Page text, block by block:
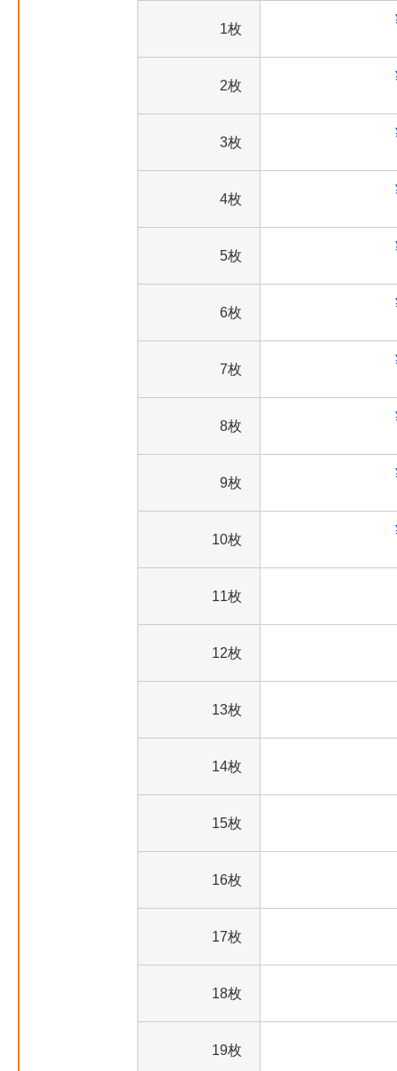
1枚
2枚
3枚
4枚
5枚
6枚
7枚
8枚
9枚
10枚
11枚
12枚
13枚
14枚
15枚
16枚
17枚
18枚
19枚